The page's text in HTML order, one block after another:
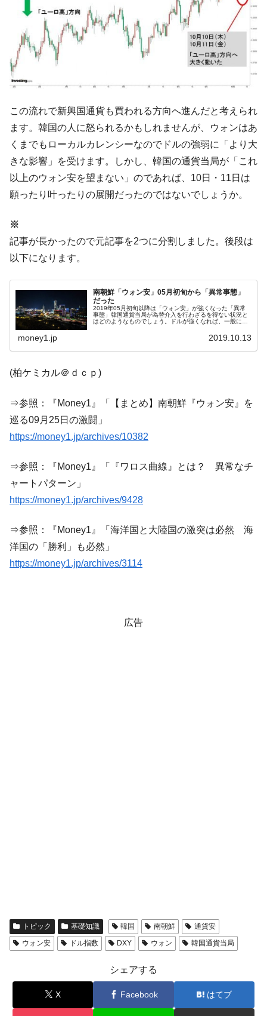
Fact1
発表から2日で大崩壊、鳴かず飛ばずに終わりそう
なスーパーリーグとは？
Fact1
日本人マスターズ挑戦の歴史。松山以前に最高位
だった選手とは？
Fact1
Fact1 セレクトセールの高額取引馬が稼いだ金額とは？
この流れで新興国通貨も買われる方向へ進んだと考えられ
ます。韓国の人に怒られるかもしれませんが、ウォンはあ
くまでもローカルカレンシーなのでドルの強弱に「より大
きな影響」を受けます。しかし、韓国の通貨当局が「これ
以上のウォン安を望まない」のであれば、10日・11日は
願ったり叶ったりの展開だったのではないでしょうか。
※
記事が長かったので元記事を2つに分割しました。後段は
以下になります。
南朝鮮「ウォン安」05月初旬から「異常事態」
だった
2019年05月初旬以降は「ウォン安」が強くなった「異常
事態」韓国通貨当局が為替介入を行わざるを得ない状況と
はどのようなものでしょう。ドルが強くなれば、一般に他
money1.jp 2019.10.13
(柏ケミカル＠ｄｃｐ)
⇒参照：『Money1』「【まとめ】南朝鮮『ウォン安』を
巡る09月25日の激闘」
https://money1.jp/archives/10382
⇒参照：『Money1』「『ワロス曲線』とは？ 異常なチ
ャートパターン」
https://money1.jp/archives/9428
⇒参照：『Money1』「海洋国と大陸国の激突は必然 海
洋国の「勝利」も必然」
https://money1.jp/archives/3114
広告
トピック 基礎知識 韓国 南朝鮮
通貨安
ウォン安
ドル指数 DXY ウォン 韓国通貨当局
シェアする
X Facebook はてブ